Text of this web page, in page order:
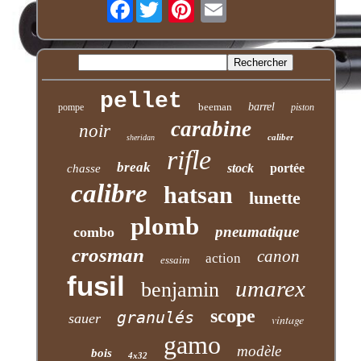
Facebook
pompe pellet beeman barrel piston
noir sheridan carabine caliber
chasse break rifle stock portée
calibre hatsan lunette
combo plomb pneumatique
crosman essaim action canon
fusil benjamin umarex
sauer granulés scope vintage
bois 4x32 gamo modèle